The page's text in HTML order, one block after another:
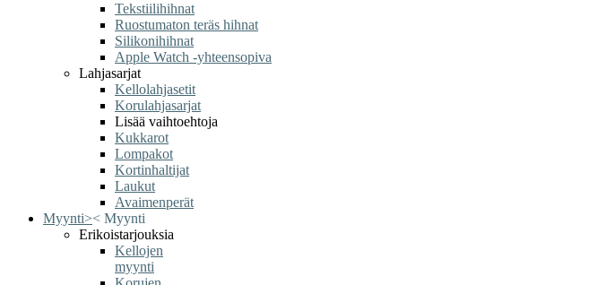
Tekstiilihihnat
Ruostumaton teräs hihnat
Silikonihihnat
Apple Watch -yhteensopiva
Lahjasarjat
Kellolahjasetit
Korulahjasarjat
Lisää vaihtoehtoja
Kukkarot
Lompakot
Kortinhaltijat
Laukut
Avaimenperät
Myynti>< Myynti
Erikoistarjouksia
Kellojen
myynti